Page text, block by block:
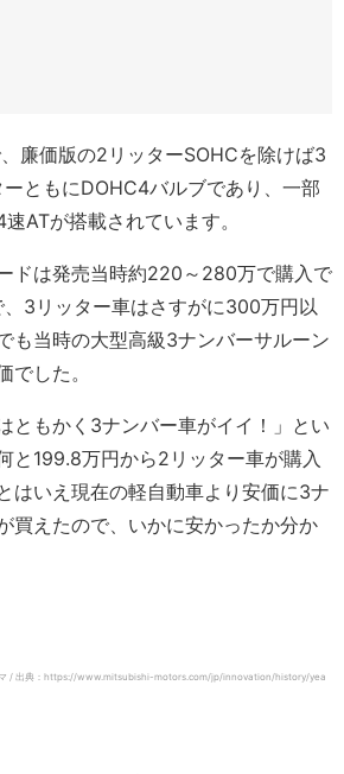
廉価版の2リッターSOHCを除けば3
ともにDOHC4バルブであり、一部
ATが搭載されています。
ドは発売当時約220～280万で購入で
3リッター車はさすがに300万円以
も当時の大型高級3ナンバーサルーン
でした。
ともかく3ナンバー車がイイ！」とい
と199.8万円から2リッター車が購入
はいえ現在の軽自動車より安価に3ナ
買えたので、いかに安かったか分か
マ / 出典：https://www.mitsubishi-motors.com/jp/innovation/history/yea